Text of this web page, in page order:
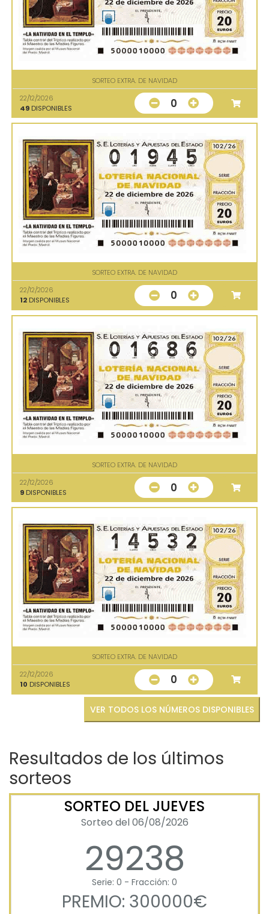
SORTEO EXTRA. DE NAVIDAD
22/12/2026
49 DISPONIBLES 0
SORTEO EXTRA. DE NAVIDAD
22/12/2026
12 DISPONIBLES 0
SORTEO EXTRA. DE NAVIDAD
22/12/2026
9 DISPONIBLES 0
SORTEO EXTRA. DE NAVIDAD
22/12/2026
10 DISPONIBLES 0
VER TODOS LOS NÚMEROS DISPONIBLES
Resultados de los últimos
sorteos
SORTEO DEL JUEVES
Sorteo del 06/08/2026
29238
Serie: 0 - Fracción: 0
PREMIO: 300000€